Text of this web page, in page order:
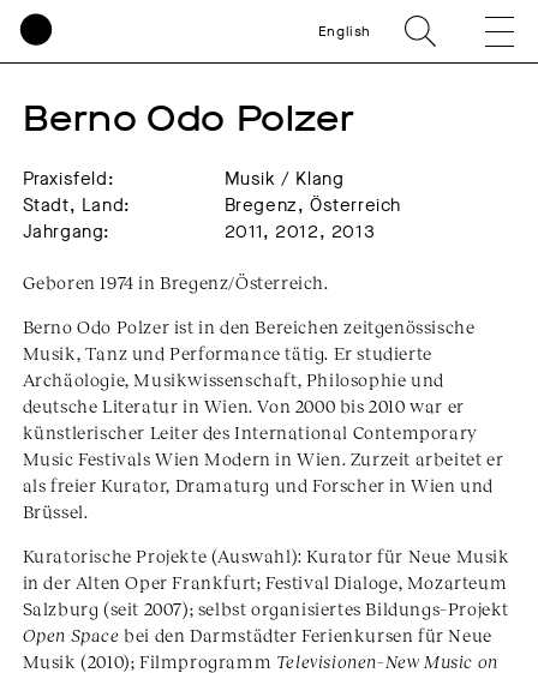
English
Berno Odo Polzer
Praxisfeld:
Musik / Klang
Stadt, Land:
Bregenz, Österreich
Jahrgang:
2011, 2012, 2013
Geboren 1974 in Bregenz/Österreich.
Berno Odo Polzer ist in den Bereichen zeitgenössische
Musik, Tanz und Performance tätig. Er studierte
Archäologie, Musikwissenschaft, Philosophie und
deutsche Literatur in Wien. Von 2000 bis 2010 war er
künstlerischer Leiter des International Contemporary
Music Festivals Wien Modern in Wien. Zurzeit arbeitet er
als freier Kurator, Dramaturg und Forscher in Wien und
Brüssel.
Kuratorische Projekte (Auswahl): Kurator für Neue Musik
in der Alten Oper Frankfurt; Festival Dialoge, Mozarteum
Salzburg (seit 2007); selbst organisiertes Bildungs–Projekt
Open Space bei den Darmstädter Ferienkursen für Neue
Musik (2010); Filmprogramm Televisionen–New Music on